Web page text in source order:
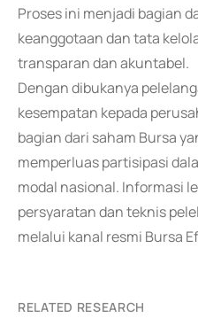
Proses ini menjadi bagian
keanggotaan dan tata
transparan dan akuntabel.
Dengan dibukanya
kesempatan kepada
bagian dari saham Bursa
memperluas partisipasi
modal nasional. Informasi
persyaratan dan teknis
melalui kanal resmi Bursa
RELATED RESEARCH